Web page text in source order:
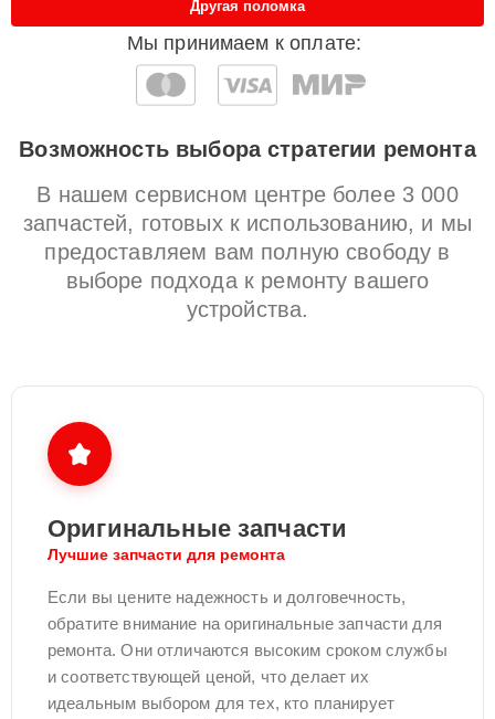
Мы принимаем к оплате:
Другая поломка
Возможность выбора стратегии ремонта
В нашем сервисном центре более 3 000
запчастей, готовых к использованию, и мы
предоставляем вам полную свободу в
выборе подхода к ремонту вашего
устройства.
Оригинальные запчасти
Лучшие запчасти для ремонта
Если вы цените надежность и долговечность,
обратите внимание на оригинальные запчасти для
ремонта. Они отличаются высоким сроком службы
и соответствующей ценой, что делает их
идеальным выбором для тех, кто планирует